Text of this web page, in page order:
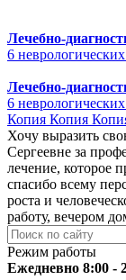
Лечебно-
6
Лечебно-
6
Копия Копия
Хочу выразить
Сергеевне за
лечение, которое
спасибо всему
роста и
работу, вечером
Режим работы
Ежедневно 8:00 -